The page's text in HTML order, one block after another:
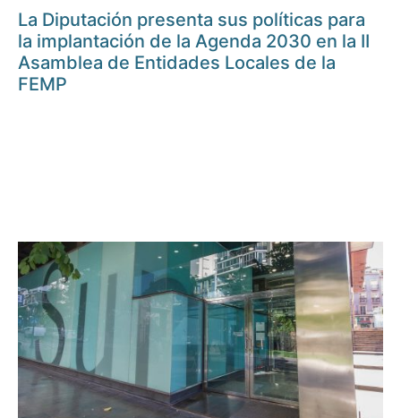
La Diputación presenta sus políticas para
la implantación de la Agenda 2030 en la II
Asamblea de Entidades Locales de la
FEMP